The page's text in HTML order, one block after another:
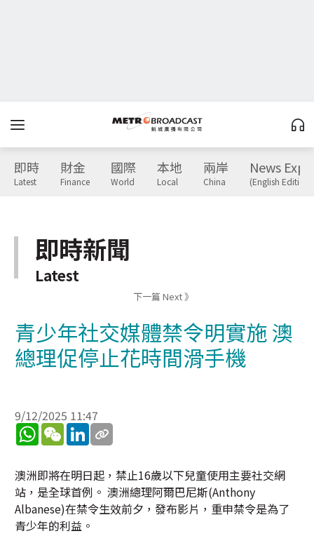
即時
Latest
財金
Finance
國際
World
本地
Local
兩岸
China
News
(English Edition)
即時新聞
Latest
下一篇 Next 》
青少年社交媒體禁令明實施 澳
總理促停止花時間滑手機
9/12/2025 11:47
WhatsApp
WeChatLinkedIn
澳洲即將在明日起，禁止16歲以下兒童使用主要社交網
站，是全球首例。 澳洲總理阿爾巴尼斯(Anthony
Albanese)在禁令生效前夕，發布影片，重申禁令是為了
青少年的利益。